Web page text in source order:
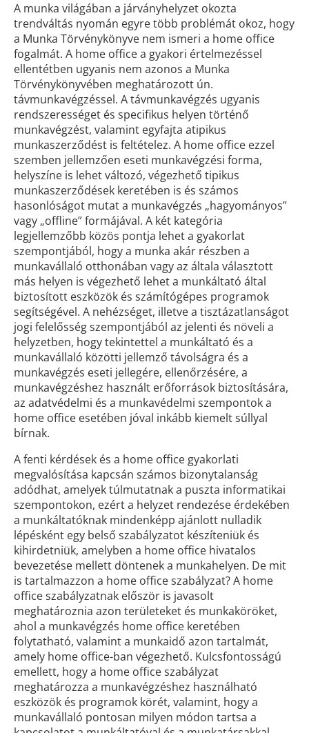
A munka világában a járványhelyzet okozta
trendváltás nyomán egyre több problémát okoz, hogy
a Munka Törvénykönyve nem ismeri a home office
fogalmát. A home office a gyakori értelmezéssel
ellentétben ugyanis nem azonos a Munka
Törvénykönyvében meghatározott ún.
távmunkavégzéssel. A távmunkavégzés ugyanis
rendszerességet és specifikus helyen történő
munkavégzést, valamint egyfajta atipikus
munkaszerződést is feltételez. A home office ezzel
szemben jellemzően eseti munkavégzési forma,
helyszíne is lehet változó, végezhető tipikus
munkaszerződések keretében is és számos
hasonlóságot mutat a munkavégzés „hagyományos”
vagy „offline” formájával. A két kategória
legjellemzőbb közös pontja lehet a gyakorlat
szempontjából, hogy a munka akár részben a
munkavállaló otthonában vagy az általa választott
más helyen is végezhető lehet a munkáltató által
biztosított eszközök és számítógépes programok
segítségével. A nehézséget, illetve a tisztázatlanságot
jogi felelősség szempontjából az jelenti és növeli a
helyzetben, hogy tekintettel a munkáltató és a
munkavállaló közötti jellemző távolságra és a
munkavégzés eseti jellegére, ellenőrzésére, a
munkavégzéshez használt erőforrások biztosítására,
az adatvédelmi és a munkavédelmi szempontok a
home office esetében jóval inkább kiemelt súllyal
bírnak.
A fenti kérdések és a home office gyakorlati
megvalósítása kapcsán számos bizonytalanság
adódhat, amelyek túlmutatnak a puszta informatikai
szempontokon, ezért a helyzet rendezése érdekében
a munkáltatóknak mindenképp ajánlott nulladik
lépésként egy belső szabályzatot készíteniük és
kihirdetniük, amelyben a home office hivatalos
bevezetése mellett döntenek a munkahelyen. De mit
is tartalmazzon a home office szabályzat? A home
office szabályzatnak először is javasolt
meghatároznia azon területeket és munkaköröket,
ahol a munkavégzés home office keretében
folytatható, valamint a munkaidő azon tartalmát,
amely home office-ban végezhető. Kulcsfontosságú
emellett, hogy a home office szabályzat
meghatározza a munkavégzéshez használható
eszközök és programok körét, valamint, hogy a
munkavállaló pontosan milyen módon tartsa a